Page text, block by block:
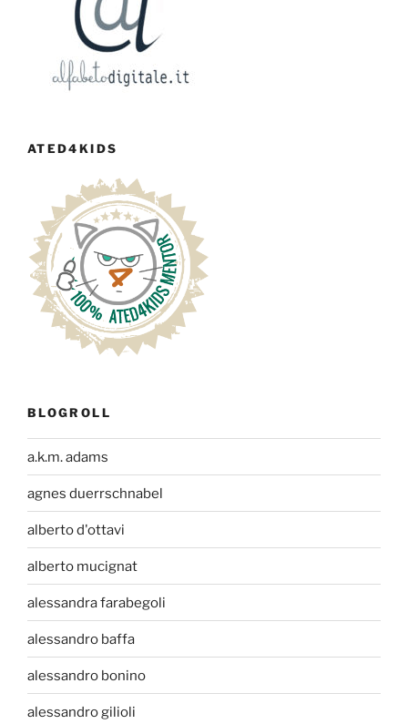
ATED4KIDS
BLOGROLL
a.k.m. adams
agnes duerrschnabel
alberto d'ottavi
alberto mucignat
alessandra farabegoli
alessandro baffa
alessandro bonino
alessandro gilioli